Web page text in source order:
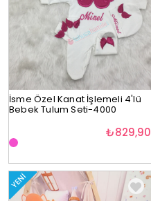
İsme Özel Kanat İşlemeli 4'lü
Bebek Tulum Seti-4000
₺829,90
YENI